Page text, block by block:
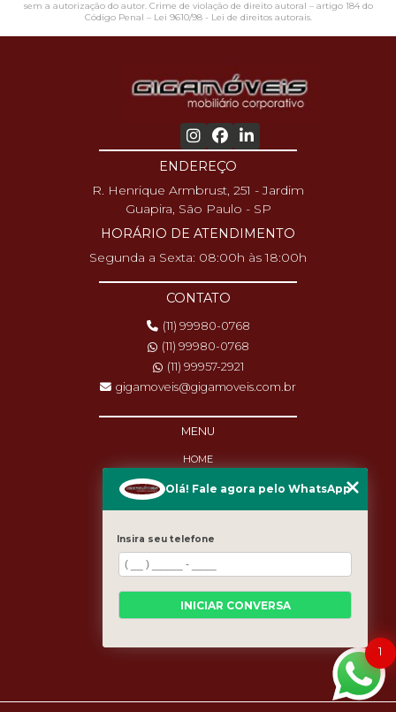
sem a autorização do autor. Crime de violação de direito autoral – artigo 184 do
Código Penal – Lei 9610/98 - Lei de direitos autorais.
ENDEREÇO
R. Henrique Armbrust, 251 - Jardim
Guapira, São Paulo - SP
HORÁRIO DE ATENDIMENTO
Segunda a Sexta: 08:00h às 18:00h
CONTATO
(11) 99980-0768
(11) 99980-0768
(11) 99957-2921
gigamoveis@gigamoveis.com.br
MENU
HOME
PRODUTOS
MANUTENÇÃO
CASES
MAPA DO SITE
1
Olá! Fale agora pelo WhatsApp
Insira seu telefone
INICIAR CONVERSA